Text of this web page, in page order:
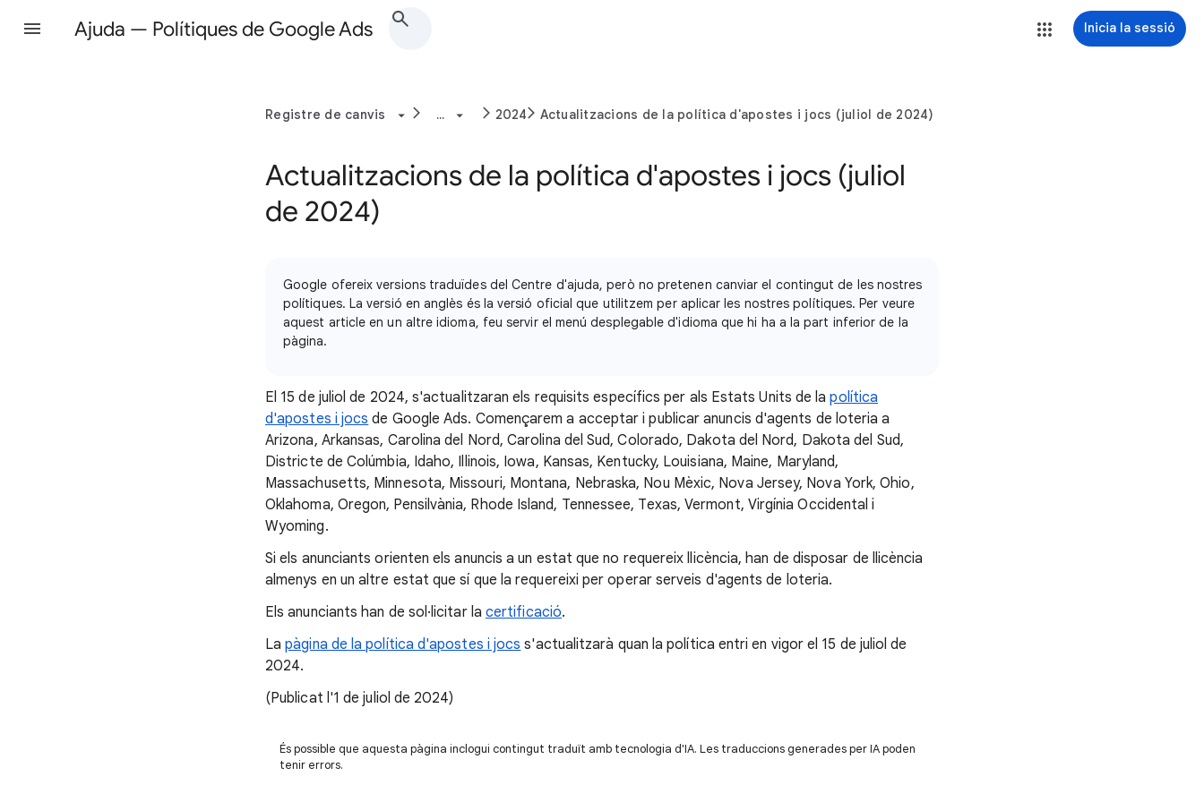
Ajuda — Polítiques de Google Ads Inicia la sessió
Registre de canvis ... 2024 Actualitzacions de la política d'apostes i jocs (juliol de 2024)
Actualitzacions de la política d'apostes i jocs (juliol
de 2024)
Google ofereix versions traduïdes del Centre d'ajuda, però no pretenen canviar el contingut de les nostres
polítiques. La versió en anglès és la versió oficial que utilitzem per aplicar les nostres polítiques. Per veure
aquest article en un altre idioma, feu servir el menú desplegable d'idioma que hi ha a la part inferior de la
pàgina.
El 15 de juliol de 2024, s'actualitzaran els requisits específics per als Estats Units de lapolítica
d'apostes i jocs de Google Ads. Començarem a acceptar i publicar anuncis d'agents de loteria a
Arizona, Arkansas, Carolina del Nord, Carolina del Sud, Colorado, Dakota del Nord, Dakota del Sud,
Districte de Colúmbia, Idaho, Illinois, Iowa, Kansas, Kentucky, Louisiana, Maine, Maryland,
Massachusetts, Minnesota, Missouri, Montana, Nebraska, Nou Mèxic, Nova Jersey, Nova York, Ohio,
Oklahoma, Oregon, Pensilvània, Rhode Island, Tennessee, Texas, Vermont, Virgínia Occidental i
Wyoming.
Si els anunciants orienten els anuncis a un estat que no requereix llicència, han de disposar de llicència
almenys en un altre estat que sí que la requereixi per operar serveis d'agents de loteria.
Els anunciants han de sol·licitar la certificació.
Lapàgina de la política d'apostes i jocs s'actualitzarà quan la política entri en vigor el 15 de juliol de
2024.
(Publicat l'1 de juliol de 2024)
És possible que aquesta pàgina inclogui contingut traduït amb tecnologia d'IA. Les traduccions generades per IA poden
tenir errors.